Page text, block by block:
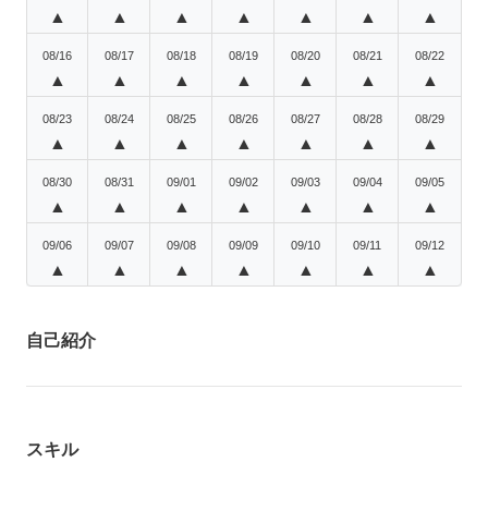
▲ ▲ ▲ ▲ ▲ ▲ ▲
08/16
▲
08/17
▲
08/18
▲
08/19
▲
08/20
▲
08/21
▲
08/22
▲
08/23
▲
08/24
▲
08/25
▲
08/26
▲
08/27
▲
08/28
▲
08/29
▲
08/30
▲
08/31
▲
09/01
▲
09/02
▲
09/03
▲
09/04
▲
09/05
▲
09/06
▲
09/07
▲
09/08
▲
09/09
▲
09/10
▲
09/11
▲
09/12
▲
自己紹介
スキル